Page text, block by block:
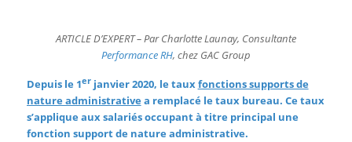
ARTICLE D’EXPERT – Par Charlotte Launay, Consultante
Performance RH, chez GAC Group
Depuis le 1erjanvier 2020, le tauxfonctions supports de
nature administrative a remplacé le taux bureau. Ce taux
s’applique aux salariés occupant à titre principal une
fonction support de nature administrative.